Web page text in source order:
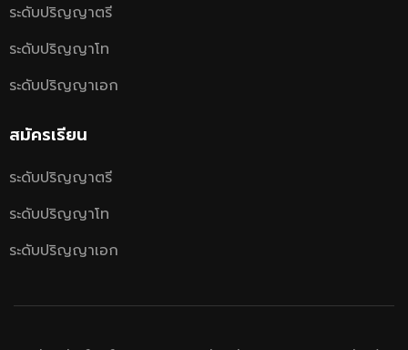
ระดับปริญญาตรี
ระดับปริญญาโท
ระดับปริญญาเอก
สมัครเรียน
ระดับปริญญาตรี
ระดับปริญญาโท
ระดับปริญญาเอก